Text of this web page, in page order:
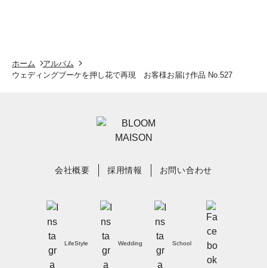
ホーム
アルバム
ウェディングブーケを押し花で再現 お客様お届け作品 No.527
会社概要 採用情報 お問い合わせ
LifeStyle Wedding School